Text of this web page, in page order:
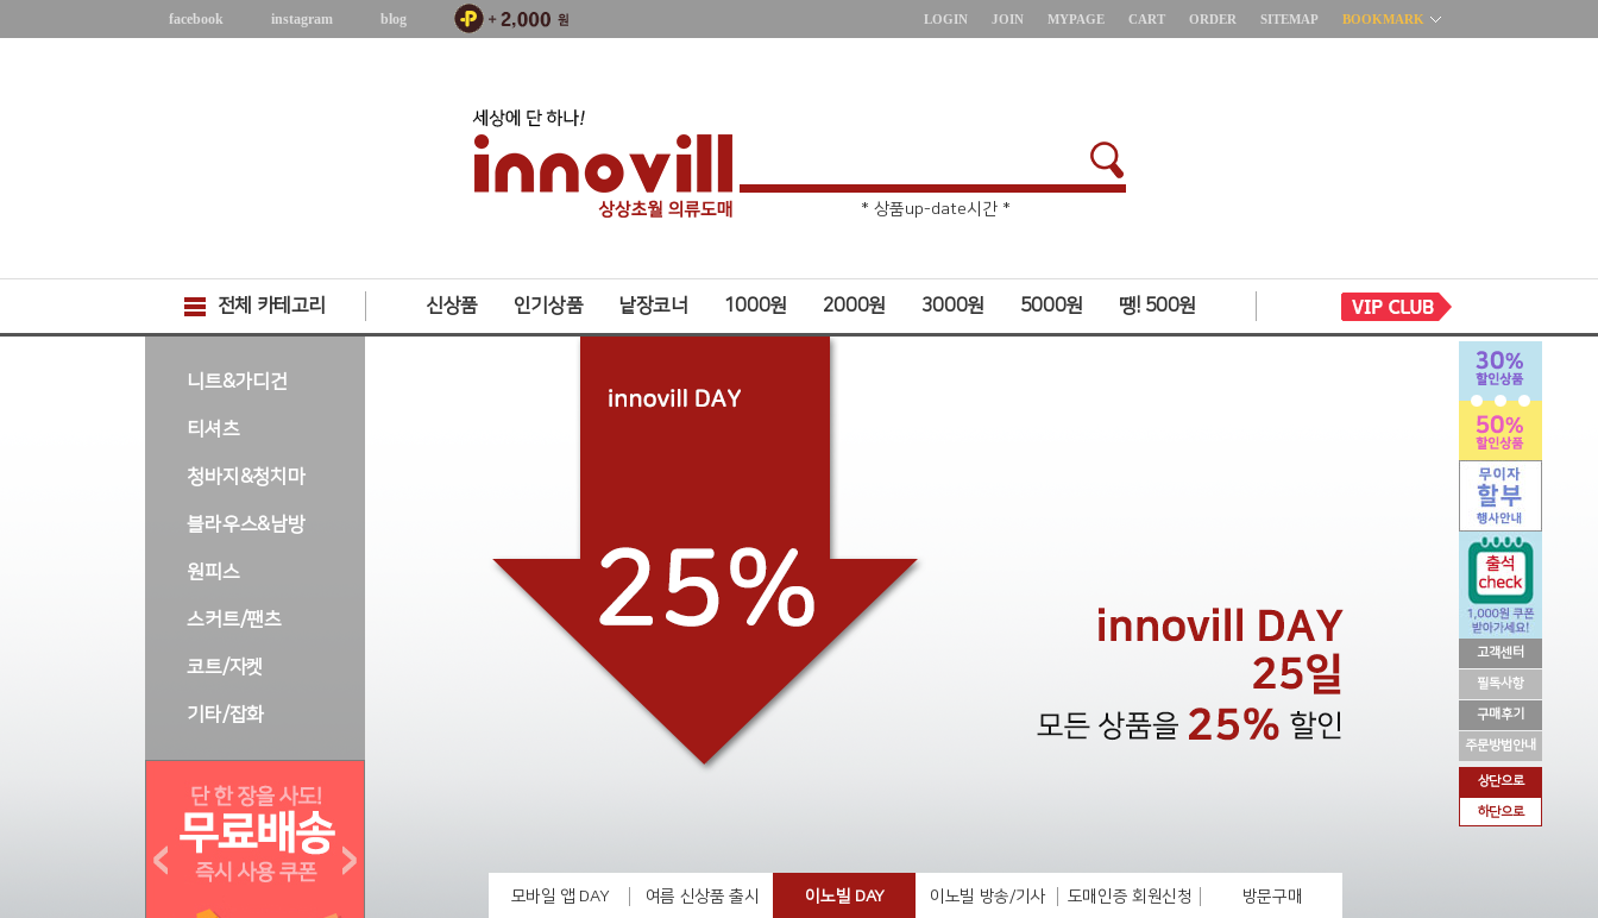
고객센터
필독사항
구매후기
주문방법안내
상단으로
하단으로
facebook instagram blog LOGIN JOIN MYPAGE CART ORDER SITEMAP BOOKMARK
* 주문취소 제한 *
* 상품up-date시간 *
전체 카테고리 신상품 인기상품 낱장코너 1000원 2000원 3000원 5000원 땡! 500원
니트&가디건
티셔츠
청바지&청치마
블라우스&남방
원피스
스커트/팬츠
코트/자켓
기타/잡화
모바일 앱 DAY 여름 신상품 출시 이노빌 DAY 이노빌 방송/기사 도매인증 회원신청 방문구매